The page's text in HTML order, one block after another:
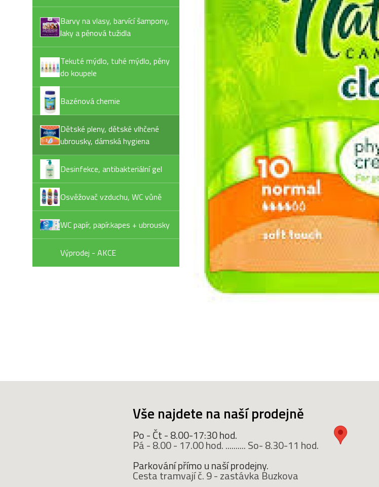
Barvy na vlasy, barvící šampony,
laky a pěnová tužidla
Tekuté mýdlo, tuhé mýdlo, pěny
do koupele
Bazénová chemie
Dětské pleny, dětské vlhčené
ubrousky, dámská hygiena
Desinfekce, antibakteriální gel
Osvěžovač vzduchu, WC vůně
WC papír, papír.kapes + ubrousky
Výprodej - AKCE
Vše najdete na naší prodejně
Po - Čt - 8.00-17:30 hod.
Pá - 8.00 - 17.00 hod. .......... So- 8.30-11 hod.
Parkování přímo u naší prodejny.
Cesta tramvají č. 9 - zastávka Buzkova